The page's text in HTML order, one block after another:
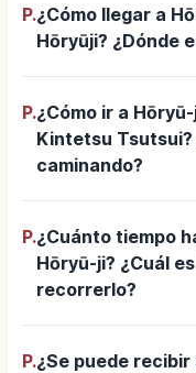
P.¿Cómo llegar a
Hōryūji? ¿Dónde
P.¿Cómo ir a
Kintetsu
caminando?
P.¿Cuánto tiempo
Hōryū-ji? ¿Cuál
recorrerlo?
P.¿Se puede recibir